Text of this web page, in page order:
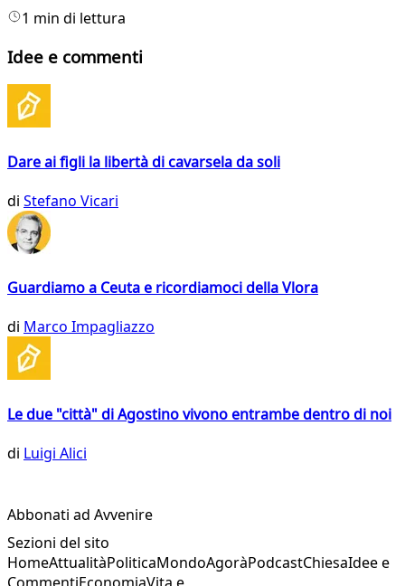
1 min di lettura
Idee e commenti
Dare ai figli la libertà di cavarsela da soli
di Stefano Vicari
Guardiamo a Ceuta e ricordiamoci della Vlora
di Marco Impagliazzo
Le due "città" di Agostino vivono entrambe dentro di noi
di Luigi Alici
Abbonati ad Avvenire
Sezioni del sito
HomeAttualitàPoliticaMondoAgoràPodcastChiesaIdee e